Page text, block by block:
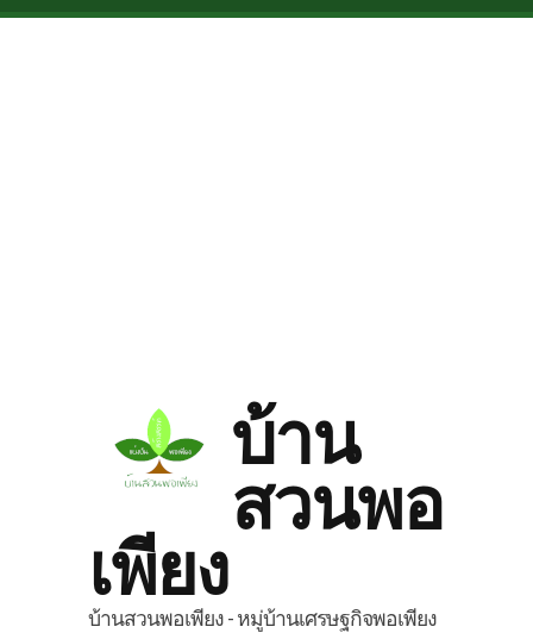
Skip to main content
บ้าน
สวนพอ
เพียง
บ้านสวนพอเพียง - หมู่บ้านเศรษฐกิจพอเพียง